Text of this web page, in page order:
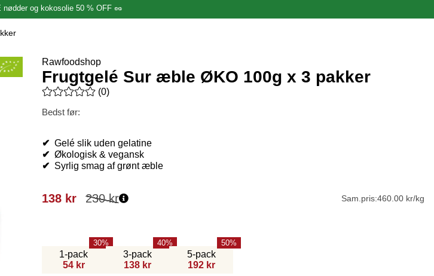
nødder og kokosolie 50 % OFF 🥜
Rawfoodshop
Frugtgelé Sur æble ØKO 100g x 3 pakker
Gennemsnitlig vurdering 0 ud af 5 Antal vurderinger 0
(0)
Bedst før:
✔ Gelé slik uden gelatine
✔ Økologisk & vegansk
✔ Syrlig smag af grønt æble
230kr
138 kr Sam.pris:460.00 kr/kg
1-pack
54 kr
30
3-pack
138 kr
40
5-pack
192 kr
50